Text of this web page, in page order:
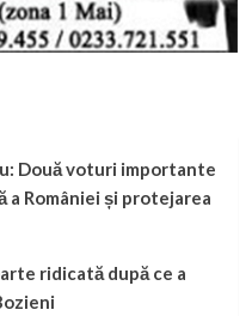
Două voturi importante
României și protejarea
ridicată după ce a